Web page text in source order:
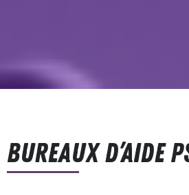
Bureaux d’Aide